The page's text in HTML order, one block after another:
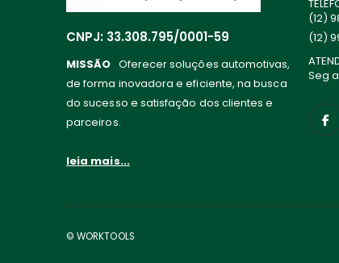
CNPJ: 33.308.795/0001-59
MISSÃO Oferecer soluções automotivas,
de forma inovadora e eficiente, na busca
do sucesso e satisfação dos clientes e
parceiros.
leia mais...
(12)
(12)
Seg
© WORKTOOLS